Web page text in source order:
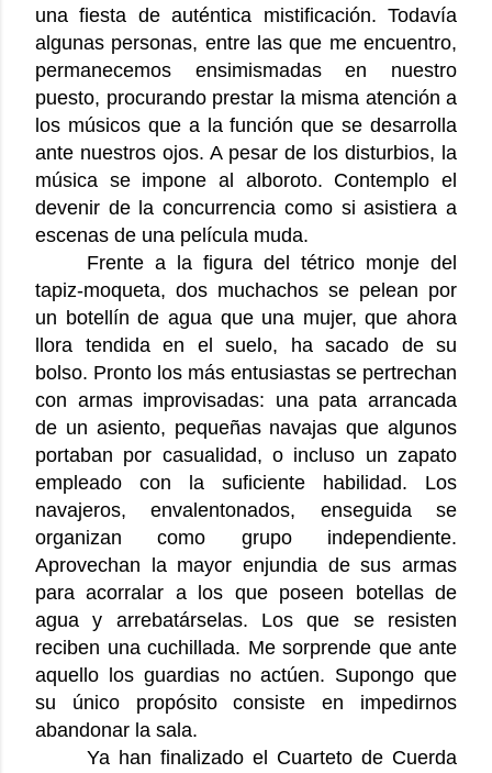
una fiesta de auténtica mistificación. Todavía
algunas personas, entre las que me encuentro,
permanecemos ensimismadas en nuestro
puesto, procurando prestar la misma atención a
los músicos que a la función que se desarrolla
ante nuestros ojos. A pesar de los disturbios, la
música se impone al alboroto. Contemplo el
devenir de la concurrencia como si asistiera a
escenas de una película muda.
Frente a la figura del tétrico monje del
tapiz-moqueta, dos muchachos se pelean por
un botellín de agua que una mujer, que ahora
llora tendida en el suelo, ha sacado de su
bolso. Pronto los más entusiastas se pertrechan
con armas improvisadas: una pata arrancada
de un asiento, pequeñas navajas que algunos
portaban por casualidad, o incluso un zapato
empleado con la suficiente habilidad. Los
navajeros, envalentonados, enseguida se
organizan como grupo independiente.
Aprovechan la mayor enjundia de sus armas
para acorralar a los que poseen botellas de
agua y arrebatárselas. Los que se resisten
reciben una cuchillada. Me sorprende que ante
aquello los guardias no actúen. Supongo que
su único propósito consiste en impedirnos
abandonar la sala.
Ya han finalizado el Cuarteto de Cuerda